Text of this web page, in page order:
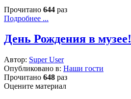
Прочитано 644 раз
Подробнее ...
День Рождения в музее!
Автор: Super User
Опубликовано в: Наши гости
Прочитано 648 раз
Оцените материал